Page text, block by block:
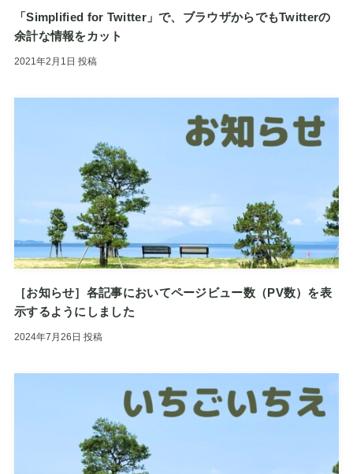
「Simplified for Twitter」で、ブラウザからでもTwitterの
余計な情報をカット
2021年2月1日 投稿
［お知らせ］各記事においてページビュー数（PV数）を表
示するようにしました
2024年7月26日 投稿